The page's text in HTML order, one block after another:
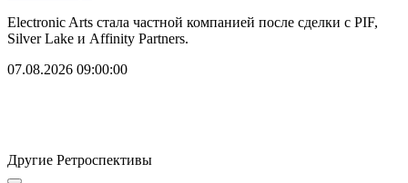
Electronic Arts стала частной компанией после сделки с PIF,
Silver Lake и Affinity Partners.
07.08.2026 09:00:00
Другие Ретроспективы